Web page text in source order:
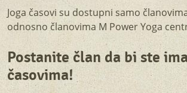
Zasticen
cas
CTA
Joga časovi su dostupni samo
odnosno članovima M Power Yoga
Postanite član da bi ste
časovima!